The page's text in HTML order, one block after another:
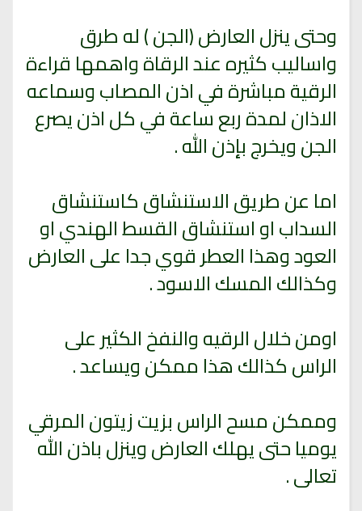
وحتى ينزل العارض (الجن ) له طرق
واساليب كثيره عند الرقاة واهمها قراءة
الرقية مباشرة في اذن المصاب وسماعه
الاذان لمدة ربع ساعة في كل اذن يصرع
الجن ويخرج بإذن الله .
اما عن طريق الاستنشاق كاستنشاق
السداب او استنشاق القسط الهندي او
العود وهذا العطر قوي جدا على العارض
وكذالك المسك الاسود .
اومن خلال الرقيه والنفخ الكثير على
الراس كذالك هذا ممكن ويساعد .
وممكن مسح الراس بزيت زيتون المرقي
يوميا حتى يهلك العارض وينزل باذن الله
تعالى .